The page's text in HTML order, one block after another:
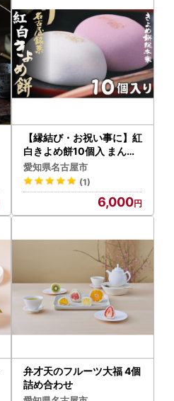
【縁結び・お祝い事に】紅
白きよめ餅10個入 まんじ
ゅう 和菓子
愛知県名古屋市
(1)
6,000
弁才天のフルーツ大福 4個
詰め合わせ